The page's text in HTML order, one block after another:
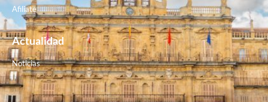
Afiliate
Actualidad
Noticias